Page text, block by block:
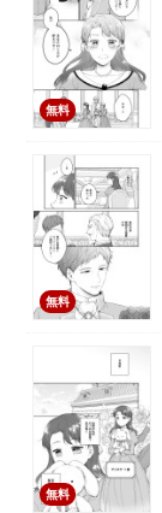
無料
無料
無料